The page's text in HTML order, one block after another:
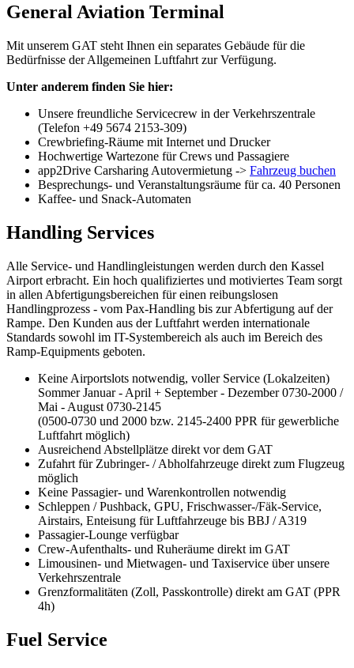
General Aviation Terminal
Mit unserem GAT steht Ihnen ein separates Gebäude für die
Bedürfnisse der Allgemeinen Luftfahrt zur Verfügung.
Unter anderem finden Sie hier:
Unsere freundliche Servicecrew in der Verkehrszentrale
(Telefon +49 5674 2153-309)
Crewbriefing-Räume mit Internet und Drucker
Hochwertige Wartezone für Crews und Passagiere
app2Drive Carsharing Autovermietung -> Fahrzeug buchen
Besprechungs- und Veranstaltungsräume für ca. 40 Personen
Kaffee- und Snack-Automaten
Handling Services
Alle Service- und Handlingleistungen werden durch den Kassel
Airport erbracht. Ein hoch qualifiziertes und motiviertes Team sorgt
in allen Abfertigungsbereichen für einen reibungslosen
Handlingprozess - vom Pax-Handling bis zur Abfertigung auf der
Rampe. Den Kunden aus der Luftfahrt werden internationale
Standards sowohl im IT-Systembereich als auch im Bereich des
Ramp-Equipments geboten.
Keine Airportslots notwendig, voller Service (Lokalzeiten)
Sommer Januar - April + September - Dezember 0730-2000 /
Mai - August 0730-2145
(0500-0730 und 2000 bzw. 2145-2400 PPR für gewerbliche
Luftfahrt möglich)
Ausreichend Abstellplätze direkt vor dem GAT
Zufahrt für Zubringer- / Abholfahrzeuge direkt zum Flugzeug
möglich
Keine Passagier- und Warenkontrollen notwendig
Schleppen / Pushback, GPU, Frischwasser-/Fäk-Service,
Airstairs, Enteisung für Luftfahrzeuge bis BBJ / A319
Passagier-Lounge verfügbar
Crew-Aufenthalts- und Ruheräume direkt im GAT
Limousinen- und Mietwagen- und Taxiservice über unsere
Verkehrszentrale
Grenzformalitäten (Zoll, Passkontrolle) direkt am GAT (PPR
4h)
Fuel Service